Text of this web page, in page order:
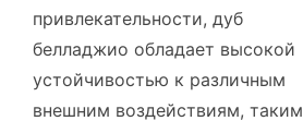
привлекательности, дуб
белладжио обладает высокой
устойчивостью к различным
внешним воздействиям, таким